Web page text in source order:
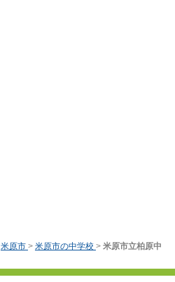
米原市 > 米原市の中学校 > 米原市立柏原中